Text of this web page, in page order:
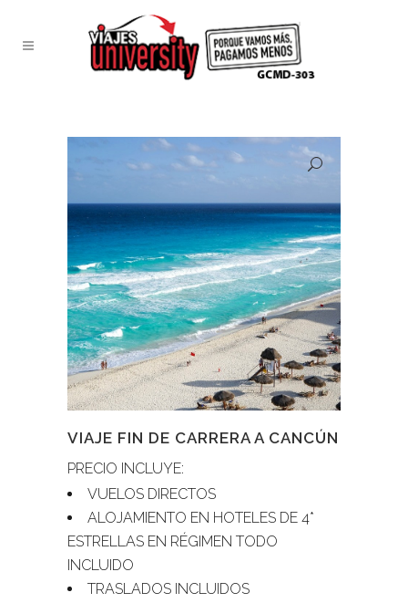
VIAJE FIN DE CARRERA A CANCÚN
PRECIO INCLUYE:
VUELOS DIRECTOS
ALOJAMIENTO EN HOTELES DE 4*
ESTRELLAS EN RÉGIMEN TODO
INCLUIDO
TRASLADOS INCLUIDOS